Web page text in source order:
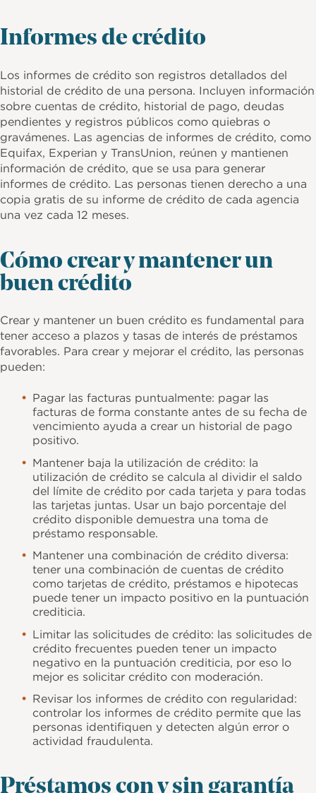
Informes de crédito
Los informes de crédito son registros detallados del
historial de crédito de una persona. Incluyen información
sobre cuentas de crédito, historial de pago, deudas
pendientes y registros públicos como quiebras o
gravámenes. Las agencias de informes de crédito, como
Equifax, Experian y TransUnion, reúnen y mantienen
información de crédito, que se usa para generar
informes de crédito. Las personas tienen derecho a una
copia gratis de su informe de crédito de cada agencia
una vez cada 12 meses.
Cómo crear y mantener un
buen crédito
Crear y mantener un buen crédito es fundamental para
tener acceso a plazos y tasas de interés de préstamos
favorables. Para crear y mejorar el crédito, las personas
pueden:
Pagar las facturas puntualmente: pagar las
facturas de forma constante antes de su fecha de
vencimiento ayuda a crear un historial de pago
positivo.
Mantener baja la utilización de crédito: la
utilización de crédito se calcula al dividir el saldo
del límite de crédito por cada tarjeta y para todas
las tarjetas juntas. Usar un bajo porcentaje del
crédito disponible demuestra una toma de
préstamo responsable.
Mantener una combinación de crédito diversa:
tener una combinación de cuentas de crédito
como tarjetas de crédito, préstamos e hipotecas
puede tener un impacto positivo en la puntuación
crediticia.
Limitar las solicitudes de crédito: las solicitudes de
crédito frecuentes pueden tener un impacto
negativo en la puntuación crediticia, por eso lo
mejor es solicitar crédito con moderación.
Revisar los informes de crédito con regularidad:
controlar los informes de crédito permite que las
personas identifiquen y detecten algún error o
actividad fraudulenta.
Préstamos con y sin garantía